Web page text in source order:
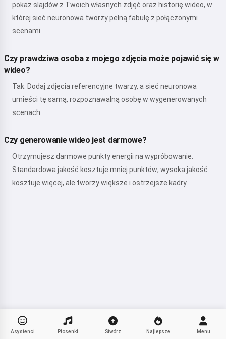
pokaz slajdów z Twoich własnych zdjęć oraz historię wideo, w
której sieć neuronowa tworzy pełną fabułę z połączonymi
scenami.
Czy prawdziwa osoba z mojego zdjęcia może pojawić się w
wideo?
Tak. Dodaj zdjęcia referencyjne twarzy, a sieć neuronowa
umieści tę samą, rozpoznawalną osobę w wygenerowanych
scenach.
Czy generowanie wideo jest darmowe?
Otrzymujesz darmowe punkty energii na wypróbowanie.
Standardowa jakość kosztuje mniej punktów; wysoka jakość
kosztuje więcej, ale tworzy większe i ostrzejsze kadry.
Asystenci Piosenki Stwórz Najlepsze Menu